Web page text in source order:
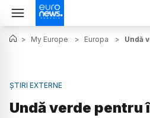
> My Europe > Europa > Undă
ȘTIRI EXTERNE
Undă verde pentru